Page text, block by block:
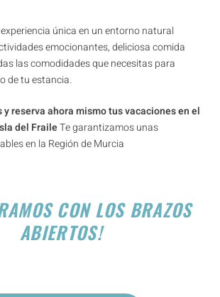
única en un entorno natural
emocionantes, deliciosa comida
las comodidades que necesitas para
de tu estancia.
y reserva ahora mismo tus vacaciones en el
del FraileTe garantizamos unas
en la Región de Murcia
CON LOS BRAZOS
ABIERTOS!